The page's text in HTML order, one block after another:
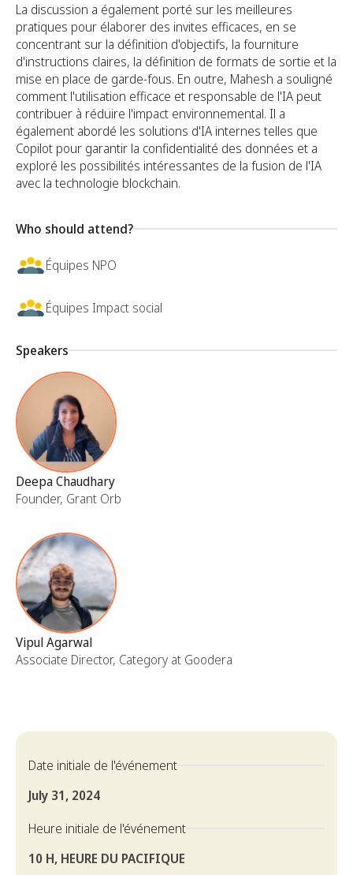
La discussion a également porté sur les meilleures
pratiques pour élaborer des invites efficaces, en se
concentrant sur la définition d'objectifs, la fourniture
d'instructions claires, la définition de formats de sortie et la
mise en place de garde-fous. En outre, Mahesh a souligné
comment l'utilisation efficace et responsable de l'IA peut
contribuer à réduire l'impact environnemental. Il a
également abordé les solutions d'IA internes telles que
Copilot pour garantir la confidentialité des données et a
exploré les possibilités intéressantes de la fusion de l'IA
avec la technologie blockchain.
Who should attend?
Équipes NPO
Équipes Impact social
Speakers
Deepa Chaudhary
Founder, Grant Orb
Vipul Agarwal
Associate Director, Category at Goodera
Date initiale de l'événement
July 31, 2024
Heure initiale de l'événement
10 H, HEURE DU PACIFIQUE